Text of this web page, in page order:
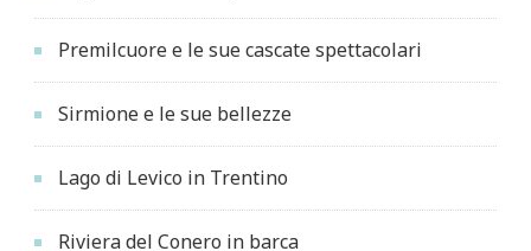
Premilcuore e le sue cascate spettacolari
Sirmione e le sue bellezze
Lago di Levico in Trentino
Riviera del Conero in barca